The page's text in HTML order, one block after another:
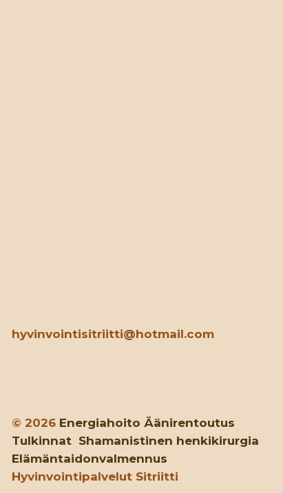
hyvinvointisitriitti@hotmail.com
© 2026 Energiahoito Äänirentoutus
Tulkinnat Shamanistinen henkikirurgia
Elämäntaidonvalmennus
Hyvinvointipalvelut Sitriitti